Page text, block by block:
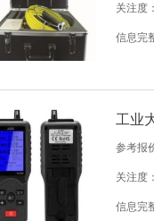
关注度
信息完
工业
参考报
关注度
信息完